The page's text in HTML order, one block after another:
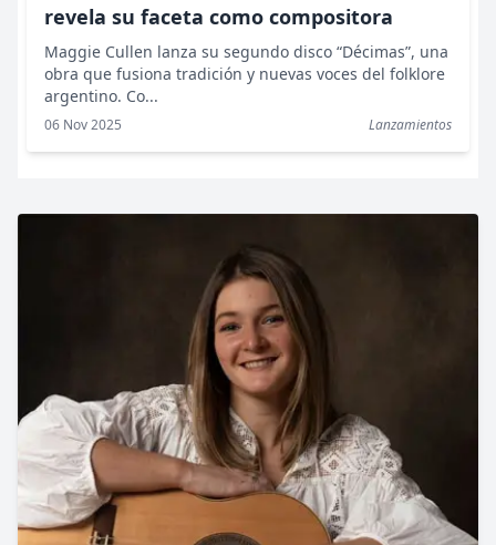
revela su faceta como compositora
Maggie Cullen lanza su segundo disco “Décimas”, una
obra que fusiona tradición y nuevas voces del folklore
argentino. Co...
06 Nov 2025 Lanzamientos